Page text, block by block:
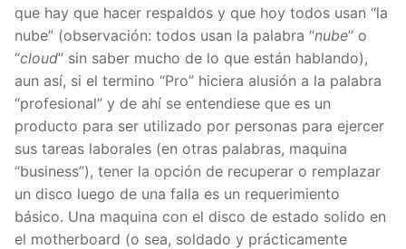
que hay que hacer respaldos y que hoy todos usan “la
nube” (observación: todos usan la palabra “nube” o
“cloud” sin saber mucho de lo que están hablando),
aun así, si el termino “Pro” hiciera alusión a la palabra
“profesional” y de ahí se entendiese que es un
producto para ser utilizado por personas para ejercer
sus tareas laborales (en otras palabras, maquina
“business”), tener la opción de recuperar o remplazar
un disco luego de una falla es un requerimiento
básico. Una maquina con el disco de estado solido en
el motherboard (o sea, soldado y prácticamente